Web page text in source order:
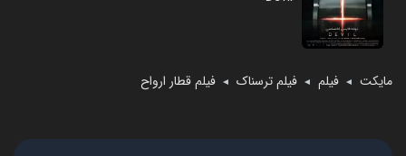
مایکت ◄ فیلم ◄ فیلم ترسناک ◄ فیلم قطار ارواح